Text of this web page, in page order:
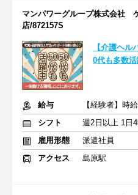
マンパワーグループ株式会社
店/872157S
【介護ヘ
0代も多数
給与
シフト
雇用形態
派遣社員
アクセス
島原駅